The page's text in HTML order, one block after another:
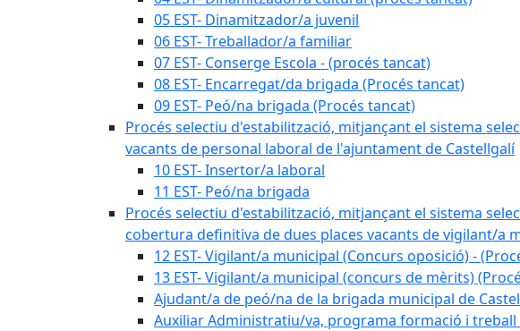
05 EST- Dinamitzador/a juvenil
06 EST- Treballador/a familiar
07 EST- Conserge Escola - (procés tancat)
08 EST- Encarregat/da brigada (Procés tancat)
09 EST- Peó/na brigada (Procés tancat)
Procés selectiu d'estabilització, mitjançant el sistema
vacants de personal laboral de l'ajuntament de Castellgalí
10 EST- Insertor/a laboral
11 EST- Peó/na brigada
Procés selectiu d'estabilització, mitjançant el sistema
cobertura definitiva de dues places vacants de vigilant/a
12 EST- Vigilant/a municipal (Concurs oposició) -
13 EST- Vigilant/a municipal (concurs de mèrits)
Ajudant/a de peó/na de la brigada municipal de
Auxiliar Administratiu/va, programa formació i treball